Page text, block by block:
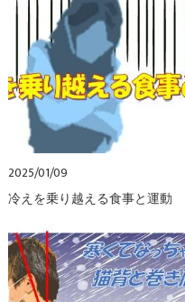
2025/01/09
冷えを乗り越える食事と運動